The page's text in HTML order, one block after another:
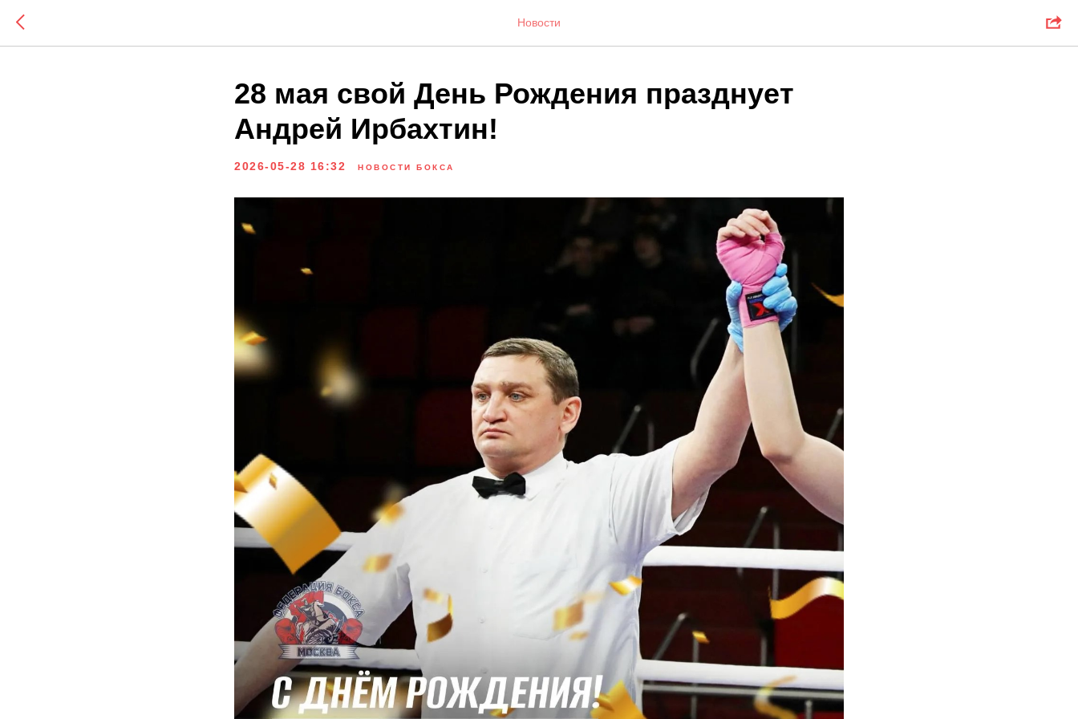
Новости
28 мая свой День Рождения празднует
Андрей Ирбахтин!
2026-05-28 16:32 НОВОСТИ БОКСА